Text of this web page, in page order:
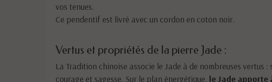
vos tenues.
Ce pendentif est livré avec un cordon en coton noir.
Vertus et propriétés de la pierre Jade :
La Tradition chinoise associe le Jade à de nombreuses vertus
courage et sagesse. Sur le plan énergétique, le Jade apporte